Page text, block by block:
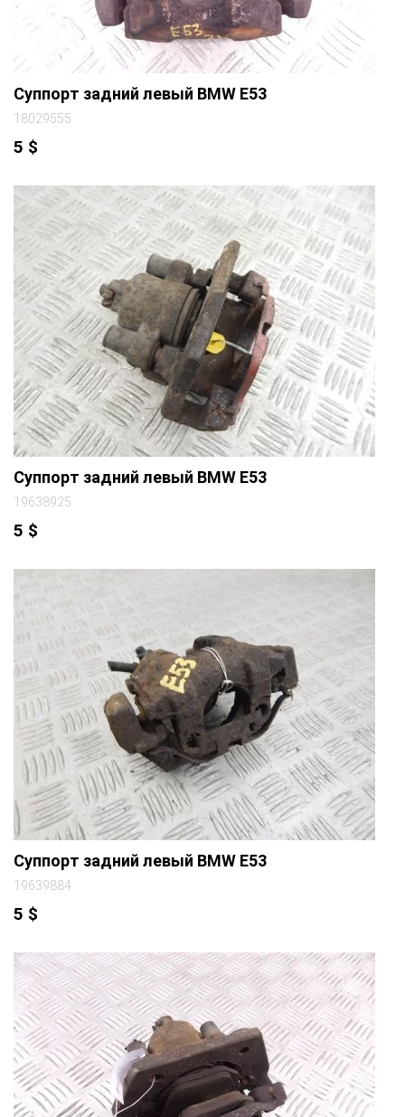
Суппорт задний левый BMW E53
18029555
5 $
Суппорт задний левый BMW E53
19638925
5 $
Суппорт задний левый BMW E53
19639884
5 $